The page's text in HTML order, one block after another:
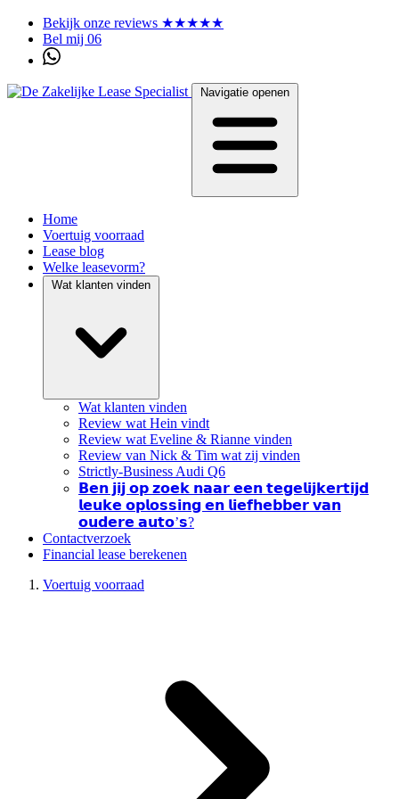
Bekijk onze reviews ★★★★★
Bel mij 06
Navigatie openen
Home
Voertuig voorraad
Lease blog
Welke leasevorm?
Wat klanten vinden
Wat klanten vinden
Review wat Hein vindt
Review wat Eveline & Rianne vinden
Review van Nick & Tim wat zij vinden
Strictly-Business Audi Q6
𝗕𝗲𝗻 𝗷𝗶𝗷 𝗼𝗽 𝘇𝗼𝗲𝗸 𝗻𝗮𝗮𝗿 𝗲𝗲𝗻 𝘁𝗲𝗴𝗲𝗹𝗶𝗷𝗸𝗲𝗿𝘁𝗶𝗷𝗱
𝗹𝗲𝘂𝗸𝗲 𝗼𝗽𝗹𝗼𝘀𝘀𝗶𝗻𝗴 𝗲𝗻 𝗹𝗶𝗲𝗳𝗵𝗲𝗯𝗯𝗲𝗿 𝘃𝗮𝗻
𝗼𝘂𝗱𝗲𝗿𝗲 𝗮𝘂𝘁𝗼’𝘀?
Contactverzoek
Financial lease berekenen
Voertuig voorraad